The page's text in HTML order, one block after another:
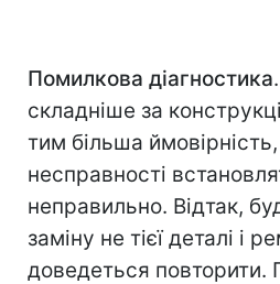
Помилкова діагностика
складніше за
тим більша
несправності
неправильно. Відтак,
заміну не тієї деталі і
доведеться повторити.